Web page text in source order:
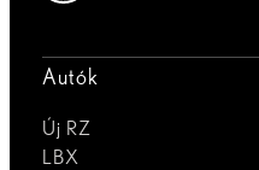
Autók
Új RZ
LBX